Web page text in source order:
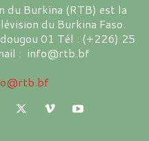
du Burkina (RTB) est la
du Burkina Faso.
01 Tél : (+226) 25
: info@rtb.bf